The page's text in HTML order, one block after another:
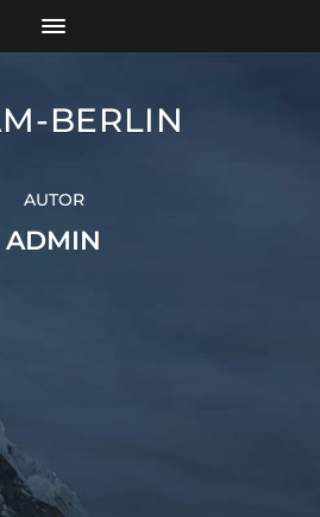
BERLIN
AUTOR
ADMIN